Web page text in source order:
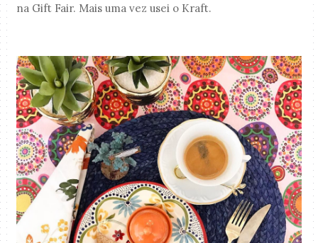
na Gift Fair. Mais uma vez usei o Kraft.